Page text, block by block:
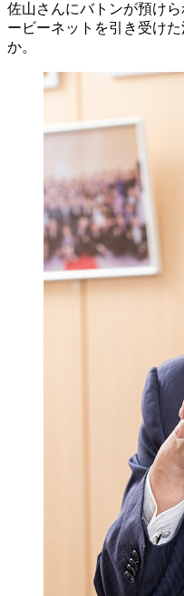
佐山さんにバトンが預け
ービーネットを引き受け
か。